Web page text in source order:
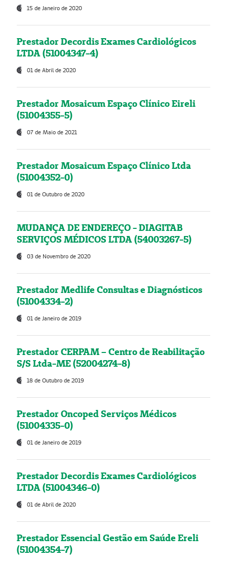
15 de Janeiro de 2020
Prestador Decordis Exames Cardiológicos
LTDA (51004347-4)
01 de Abril de 2020
Prestador Mosaicum Espaço Clínico Eireli
(51004355-5)
07 de Maio de 2021
Prestador Mosaicum Espaço Clínico Ltda
(51004352-0)
01 de Outubro de 2020
MUDANÇA DE ENDEREÇO - DIAGITAB
SERVIÇOS MÉDICOS LTDA (54003267-5)
03 de Novembro de 2020
Prestador Medlife Consultas e Diagnósticos
(51004334-2)
01 de Janeiro de 2019
Prestador CERPAM – Centro de Reabilitação
S/S Ltda-ME (52004274-8)
18 de Outubro de 2019
Prestador Oncoped Serviços Médicos
(51004335-0)
01 de Janeiro de 2019
Prestador Decordis Exames Cardiológicos
LTDA (51004346-0)
01 de Abril de 2020
Prestador Essencial Gestão em Saúde Ereli
(51004354-7)